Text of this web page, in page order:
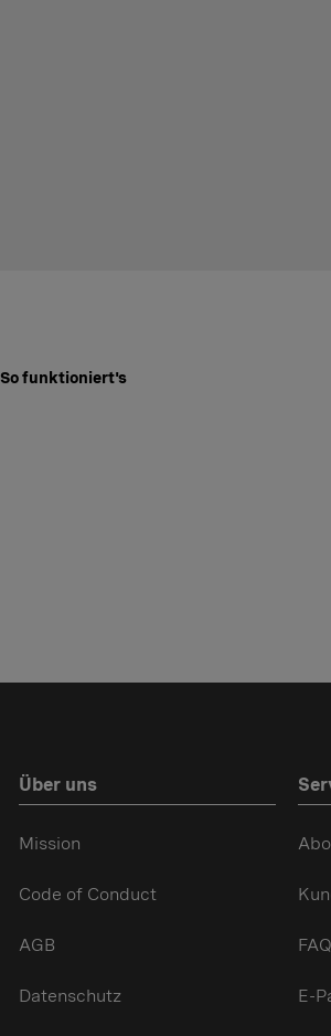
So funktioniert's
Über uns
Mission
Code of Conduct
AGB
Datenschutz
FAQ
E-